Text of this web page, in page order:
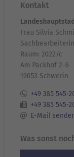
Kontakt
Frau Silvia
Raum: 2022/c
Am Packhof 2-6
19053 Schwerin
+49 385 545-
+49 385 545-
E-Mail
Was sonst